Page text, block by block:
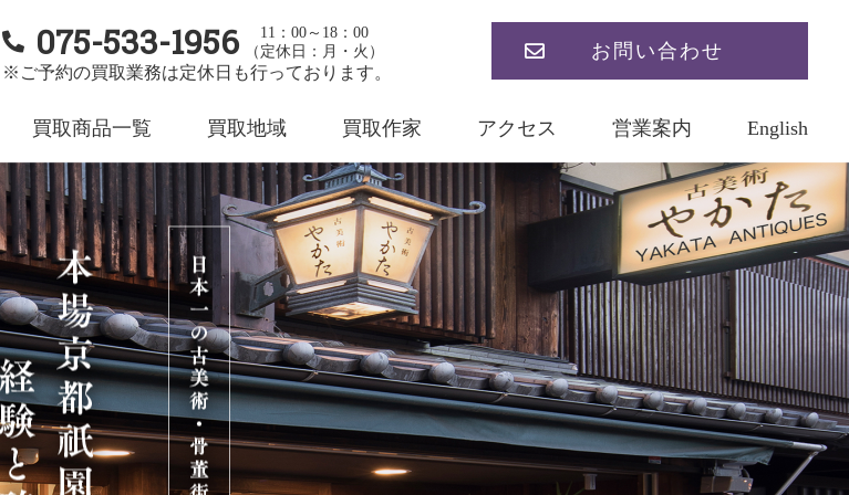
075-533-1956
11：00～18：00
（定休日：月・火）
※ご予約の買取業務は定休日も行っております。
お問い合わせ
買取商品一覧 買取地域 買取作家 アクセス 営業案内 English